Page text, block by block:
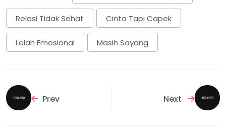
Relasi Tidak Sehat Cinta Tapi Capek
Lelah Emosional Masih Sayang
Prev Next